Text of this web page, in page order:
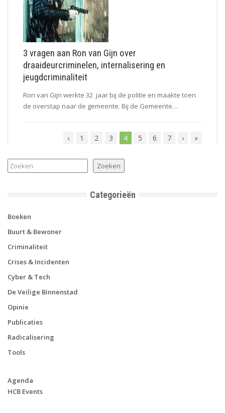
3 vragen aan Ron van Gijn over
draaideurcriminelen, internalisering en
jeugdcriminaliteit
Ron van Gijn werkte 32 jaar bij de politie en maakte toen
de overstap naar de gemeente. Bij de Gemeente…
‹ 1 2 3 4 5 6 7 › »
Zoeken Zoeken
Categorieën
Boeken
Buurt & Bewoner
Criminaliteit
Crises & Incidenten
Cyber & Tech
De Veilige Binnenstad
Opinie
Publicaties
Radicalisering
Tools
Agenda
HCB Events